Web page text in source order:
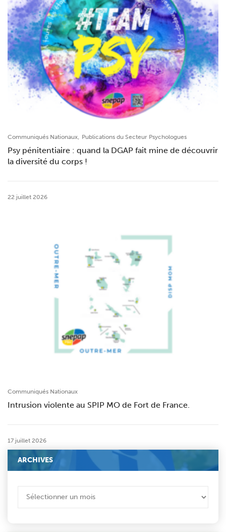
Communiqués Nationaux, Publications du Secteur Psychologues
Psy pénitentiaire : quand la DGAP fait mine de découvrir
la diversité du corps !
22 juillet 2026
Communiqués Nationaux
Intrusion violente au SPIP MO de Fort de France.
17 juillet 2026
ARCHIVES